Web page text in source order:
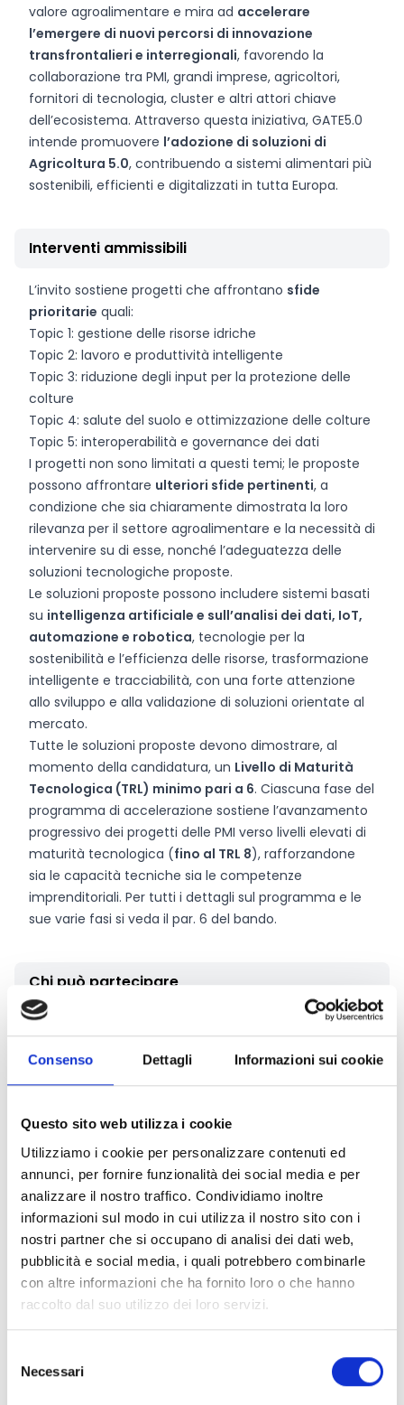
Consenso Dettagli Informazioni sui cookie
Questo sito web utilizza i cookie
Utilizziamo i cookie per personalizzare contenuti ed
annunci, per fornire funzionalità dei social media e per
analizzare il nostro traffico. Condividiamo inoltre
informazioni sul modo in cui utilizza il nostro sito con i
nostri partner che si occupano di analisi dei dati web,
pubblicità e social media, i quali potrebbero combinarle
con altre informazioni che ha fornito loro o che hanno
raccolto dal suo utilizzo dei loro servizi.
delNecessari
valore agroalimentare e mira ad accelerare
l’emergere di nuovi percorsi di innovazione
transfrontalieri e interregionali, favorendo la
collaborazione tra PMI, grandi imprese, agricoltori,
fornitori di tecnologia, cluster e altri attori chiave
dell’ecosistema. Attraverso questa iniziativa, GATE5.0
intende promuovere l’adozione di soluzioni di
Agricoltura 5.0, contribuendo a sistemi alimentari più
sostenibili, efficienti e digitalizzati in tutta Europa.
Interventi ammissibili
L’invito sostiene progetti che affrontano sfide
prioritarie quali:
Topic 1: gestione delle risorse idriche
Topic 2: lavoro e produttività intelligente
Topic 3: riduzione degli input per la protezione delle
colture
Topic 4: salute del suolo e ottimizzazione delle colture
Topic 5: interoperabilità e governance dei dati
I progetti non sono limitati a questi temi; le proposte
possono affrontare ulteriori sfide pertinenti, a
condizione che sia chiaramente dimostrata la loro
rilevanza per il settore agroalimentare e la necessità di
intervenire su di esse, nonché l’adeguatezza delle
soluzioni tecnologiche proposte.
Le soluzioni proposte possono includere sistemi basati
su intelligenza artificiale e sull’analisi dei dati, IoT,
automazione e robotica, tecnologie per la
sostenibilità e l’efficienza delle risorse, trasformazione
intelligente e tracciabilità, con una forte attenzione
allo sviluppo e alla validazione di soluzioni orientate al
mercato.
Tutte le soluzioni proposte devono dimostrare, al
momento della candidatura, un Livello di Maturità
Tecnologica (TRL) minimo pari a 6. Ciascuna fase del
programma di accelerazione sostiene l’avanzamento
progressivo dei progetti delle PMI verso livelli elevati di
maturità tecnologica (fino al TRL 8), rafforzandone
sia le capacità tecniche sia le competenze
imprenditoriali. Per tutti i dettagli sul programma e le
sue varie fasi si veda il par. 6 del bando.
Chi può partecipare
Tutte le proposte devono essere presentate da
PMI/Startup
, di cui una PMI del settore
agroalimentare e una PMI del settore tecnologico.
Stato membro dell’UE o in un Paese associato al SMP
(Islanda, Norvegia e Liechtenstein), oppure in Ucraina,
purché stabiliti in territori che siano sotto l’effettivo
controllo delle autorità ucraine alla data di scadenza
per la presentazione della proposta.
Entità del contributo
Contributo massimo per progetto:
Gli importi saranno concessi a seconda della fase del